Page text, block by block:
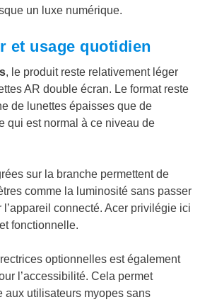
un luxe numérique.
et usage quotidien
, le produit reste relativement léger
AR double écran. Le format reste
de lunettes épaisses que de
qui est normal à ce niveau de
sur la branche permettent de
comme la luminosité sans passer
connecté. Acer privilégie ici
fonctionnelle.
optionnelles est également
l’accessibilité. Cela permet
aux utilisateurs myopes sans